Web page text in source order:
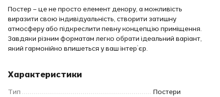
Постер – це не просто елемент декору, а можливість
виразити свою індивідуальність, створити затишну
атмосферу або підкреслити певну концепцію приміщення.
Завдяки різним форматам легко обрати ідеальний варіант,
який гармонійно впишеться у ваш інтер’єр.
Характеристики
Тип Постери